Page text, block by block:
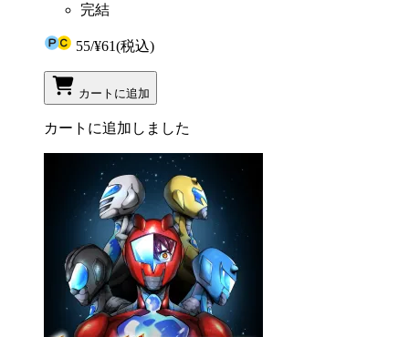
完結
55/¥61(税込)
カートに追加
カートに追加しました